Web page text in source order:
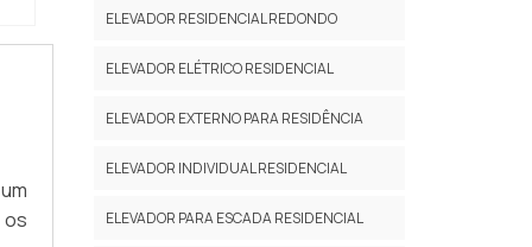
é
os
ELEVADOR RESIDENCIAL REDONDO
ELEVADOR ELÉTRICO RESIDENCIAL
ELEVADOR EXTERNO PARA RESIDÊNCIA
ELEVADOR INDIVIDUAL RESIDENCIAL
ELEVADOR PARA ESCADA RESIDENCIAL